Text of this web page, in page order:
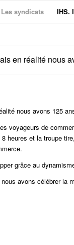
Les syndicats IHS.
en réalité nous
nous avons 125
voyageurs de
heures et la troupe
grâce au
avons célébrer